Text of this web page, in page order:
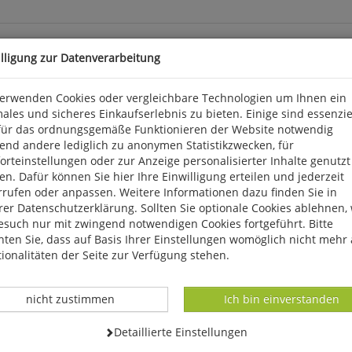
Big Year
ein Fixpunkt in der Jahresplanung unzähliger
die zeitweise sehr eingeschränkten Reisemöglichkeiten
Vogelbeobachtung stärker auf das nähere Umfeld zu
Lieblingsgebiet. In diesem "Local Patch" wird
viele verschiedene Arten zu sehen, spricht man von einem
zur Datenverarbeitung
Cookies oder vergleichbare Technologien um Ihnen ein
und sicheres Einkaufserlebnis zu bieten. Einige sind
das ordnungsgemäße Funktionieren der Website notwendig
andere lediglich zu anonymen Statistikzwecken, für
oder zur Anzeige personalisierter Inhalte genutzt
Dafür können Sie hier Ihre Einwilligung erteilen und jederzeit
oder anpassen. Weitere Informationen dazu finden Sie in
Datenschutzerklärung. Sollten Sie optionale Cookies ablehnen,
nur mit zwingend notwendigen Cookies fortgeführt. Bitte
Sie, dass auf Basis Ihrer Einstellungen womöglich nicht mehr
der Seite zur Verfügung stehen.
Datenverarbeitung -
Ich bin einverstanden
Datenverarbeitung -
nicht zustimmen
Datenverarbeitung -
Detaillierte Einstellungen